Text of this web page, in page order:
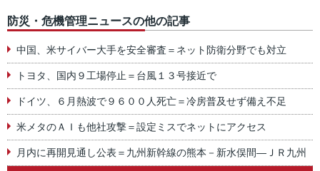
防災・危機管理ニュースの他の記事
中国、米サイバー大手を安全審査＝ネット防衛分野でも対立
トヨタ、国内９工場停止＝台風１３号接近で
ドイツ、６月熱波で９６００人死亡＝冷房普及せず備え不足
米メタのＡＩも他社攻撃＝設定ミスでネットにアクセス
月内に再開見通し公表＝九州新幹線の熊本－新水俣間―ＪＲ九州